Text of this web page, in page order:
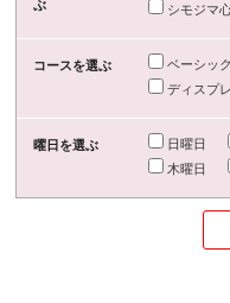
ぶ
シモジマ
コースを選ぶ ベーシッ
ディスプ
曜日を選ぶ 日曜日
木曜日